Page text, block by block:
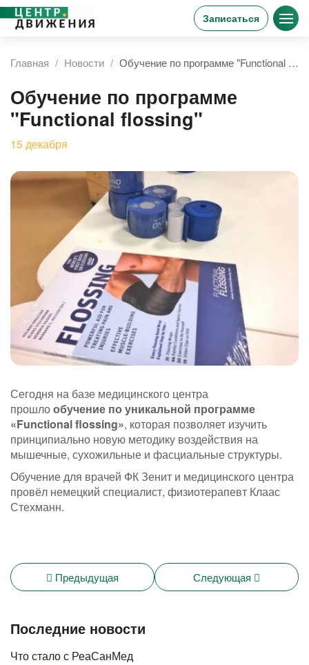
Записаться
Главная Новости Обучение по программе "Functional flossing"
Обучение по программе
"Functional flossing"
15декабря
Сегодня на базе медицинского центра
прошлообучение по уникальной программе
«Functional flossing», которая позволяет изучить
принципиально новую методику воздействия на
мышечные, сухожильные и фасциальные структуры.
Обучение для врачей ФК Зенит и медицинского центра
провёл немецкий специалист, физиотерапевт Клаас
Стехманн.
Предыдущая Следующая
Последние новости
Что стало с РеаСанМед